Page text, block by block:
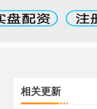
相关更新